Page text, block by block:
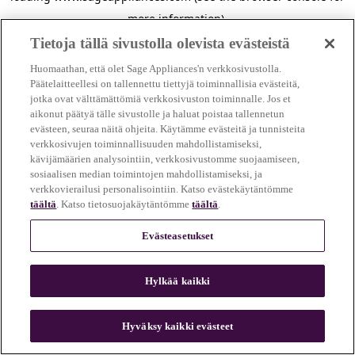
more information).
n
Tietoja tällä sivustolla olevista evästeistä
Huomaathan, että olet Sage Appliances'n verkkosivustolla.
Päätelaitteellesi on tallennettu tiettyjä toiminnallisia evästeitä,
jotka ovat välttämättömiä verkkosivuston toiminnalle. Jos et
aikonut päätyä tälle sivustolle ja haluat poistaa tallennetun
evästeen, seuraa näitä ohjeita. Käytämme evästeitä ja tunnisteita
verkkosivujen toiminnallisuuden mahdollistamiseksi,
kävijämäärien analysointiin, verkkosivustomme suojaamiseen,
sosiaalisen median toimintojen mahdollistamiseksi, ja
verkkovierailusi personalisointiin. Katso evästekäytäntömme
täältä. Katso tietosuojakäytäntömmetäältä.
Evästeasetukset
Hylkää kaikki
Hyväksy kaikki evästeet